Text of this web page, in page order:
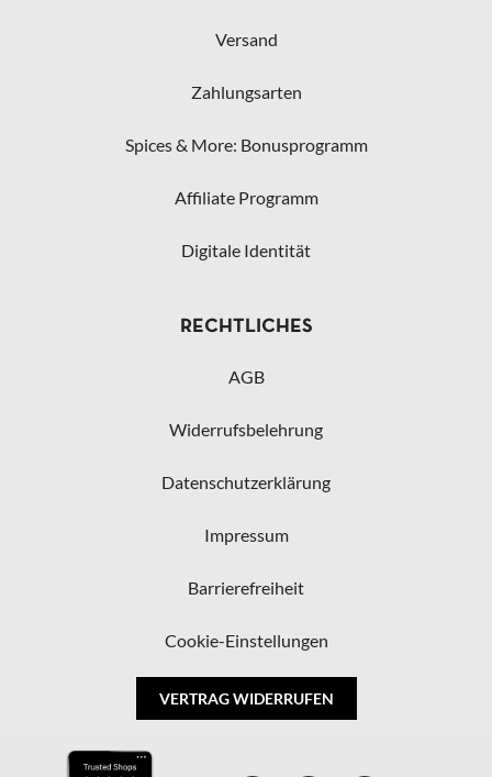
Versand
Zahlungsarten
Spices & More: Bonusprogramm
Affiliate Programm
Digitale Identität
RECHTLICHES
AGB
Widerrufsbelehrung
Datenschutzerklärung
Impressum
Barrierefreiheit
Cookie-Einstellungen
VERTRAG WIDERRUFEN